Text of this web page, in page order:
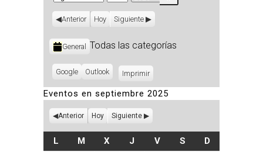
Mes
Día
Año
Anterior Hoy Siguiente
Categorías
General Todas las categorías
Subscribe
Google
Subscribe
Outlook ImprimirVistas
Eventos en septiembre 2025
Anterior Hoy Siguiente
L LUNES
M MARTES
XMIÉRCOLES
J JUEVES
VVIERNES
SSÁBADO
D